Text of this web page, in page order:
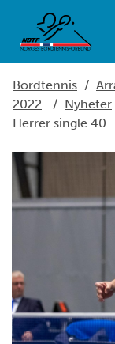
Bordtennis /
2022
/ Nyheter
Herrer single 40